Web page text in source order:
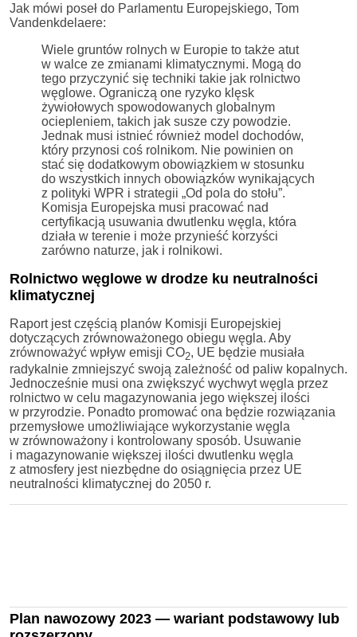
Jak mówi poseł do Parlamentu Europejskiego, Tom
Vandenkdelaere:
Wiele gruntów rolnych w Europie to także atut
w walce ze zmianami klimatycznymi. Mogą do
tego przyczynić się techniki takie jak rolnictwo
węglowe. Ograniczą one ryzyko klęsk
żywiołowych spowodowanych globalnym
ociepleniem, takich jak susze czy powodzie.
Jednak musi istnieć również model dochodów,
który przynosi coś rolnikom. Nie powinien on
stać się dodatkowym obowiązkiem w stosunku
do wszystkich innych obowiązków wynikających
z polityki WPR i strategii „Od pola do stołu”.
Komisja Europejska musi pracować nad
certyfikacją usuwania dwutlenku węgla, która
działa w terenie i może przynieść korzyści
zarówno naturze, jak i rolnikowi.
Rolnictwo węglowe w drodze ku neutralności
klimatycznej
Raport jest częścią planów Komisji Europejskiej
dotyczących zrównoważonego obiegu węgla. Aby
zrównoważyć wpływ emisji CO2, UE będzie musiała
radykalnie zmniejszyć swoją zależność od paliw kopalnych.
Jednocześnie musi ona zwiększyć wychwyt węgla przez
rolnictwo w celu magazynowania jego większej ilości
w przyrodzie. Ponadto promować ona będzie rozwiązania
przemysłowe umożliwiające wykorzystanie węgla
w zrównoważony i kontrolowany sposób. Usuwanie
i magazynowanie większej ilości dwutlenku węgla
z atmosfery jest niezbędne do osiągnięcia przez UE
neutralności klimatycznej do 2050 r.
Plan nawozowy 2023 — wariant podstawowy lub